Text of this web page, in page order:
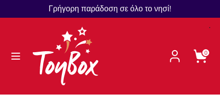
στο
Γρήγορη παράδοση σε όλο το νησί!
0
Γλώσσα
Ελληνικά
ΑναζήτησηΑναζήτηση
στο
κατάστημά
μας